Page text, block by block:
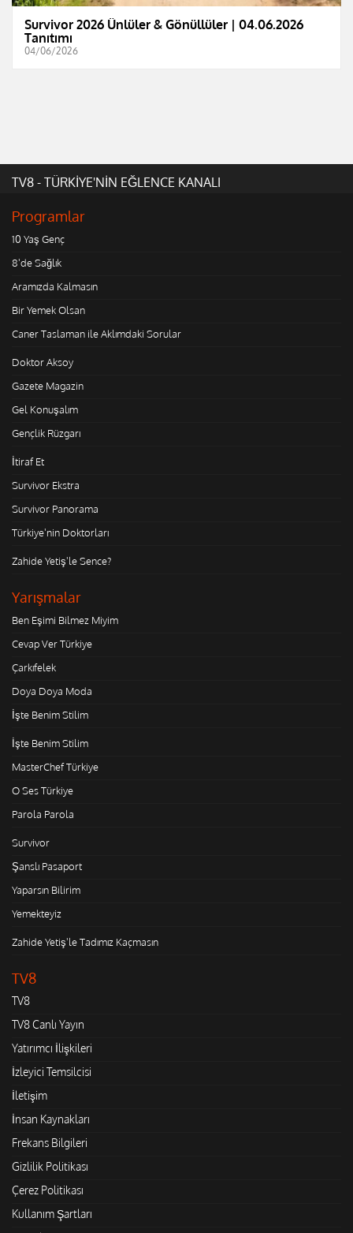
Survivor 2026 Ünlüler & Gönüllüler | 04.06.2026
Tanıtımı
04/06/2026
TV8 - TÜRKİYE'NİN EĞLENCE KANALI
Programlar
10 Yaş Genç
8'de Sağlık
Aramızda Kalmasın
Bir Yemek Olsan
Caner Taslaman ile Aklımdaki Sorular
Doktor Aksoy
Gazete Magazin
Gel Konuşalım
Gençlik Rüzgarı
İtiraf Et
Survivor Ekstra
Survivor Panorama
Türkiye'nin Doktorları
Zahide Yetiş'le Sence?
Yarışmalar
Ben Eşimi Bilmez Miyim
Cevap Ver Türkiye
Çarkıfelek
Doya Doya Moda
İşte Benim Stilim
İşte Benim Stilim
MasterChef Türkiye
O Ses Türkiye
Parola Parola
Survivor
Şanslı Pasaport
Yaparsın Bilirim
Yemekteyiz
Zahide Yetiş'le Tadımız Kaçmasın
TV8
TV8
TV8 Canlı Yayın
Yatırımcı İlişkileri
İzleyici Temsilcisi
İletişim
İnsan Kaynakları
Frekans Bilgileri
Gizlilik Politikası
Çerez Politikası
Kullanım Şartları